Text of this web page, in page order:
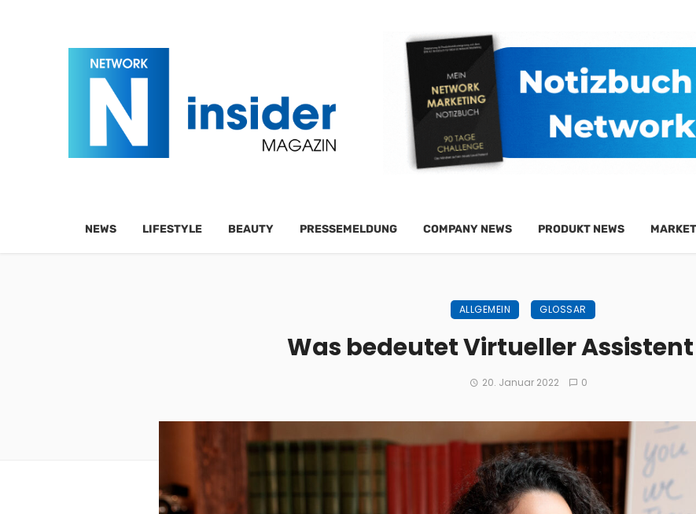
NEWS LIFESTYLE BEAUTY PRESSEMELDUNG COMPANY NEWS PRODUKT NEWS
ALLGEMEIN GLOSSAR
Was bedeutet Virtueller
20. Januar 2022 0